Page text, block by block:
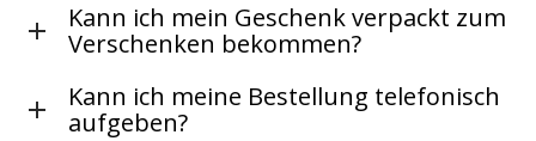
Kann ich mein Geschenk verpackt zum
Verschenken bekommen?
Kann ich meine Bestellung telefonisch
aufgeben?